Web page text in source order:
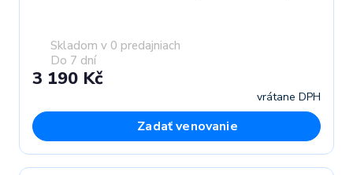
Skladom v 0 predajniach
Do 7 dní
3 190 Kč
vrátane DPH
Zadať venovanie